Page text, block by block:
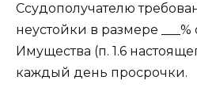
Ссудополучателю
неустойки в размере ___%
Имущества (п. 1.6
каждый день просрочки.